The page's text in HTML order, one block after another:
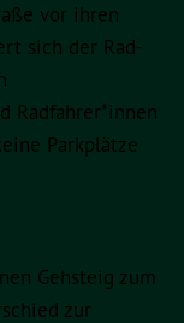
vor ihren
sich der Rad-
Radfahrer*innen
Parkplätze
Gehsteig zum
zur